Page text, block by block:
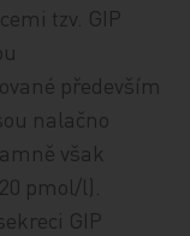
tzv. GIP
především
nalačno
však
pmol/l).
GIP